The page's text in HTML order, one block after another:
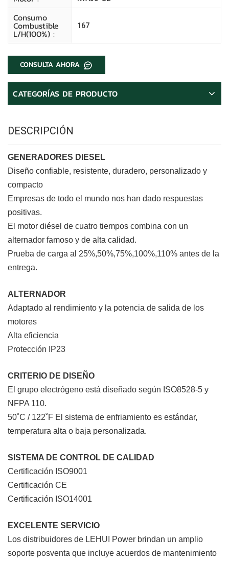
Consumo
Combustible
L/H(100%) :
167
CONSULTA AHORA
CATEGORÍAS DE PRODUCTO
DESCRIPCIÓN
GENERADORES DIESEL
Diseño confiable, resistente, duradero, personalizado y
compacto
Empresas de todo el mundo nos han dado respuestas
positivas.
El motor diésel de cuatro tiempos combina con un
alternador famoso y de alta calidad.
Prueba de carga al 25%,50%,75%,100%,110% antes de la
entrega.
ALTERNADOR
Adaptado al rendimiento y la potencia de salida de los
motores
Alta eficiencia
Protección IP23
CRITERIO DE DISEÑO
El grupo electrógeno está diseñado según ISO8528-5 y
NFPA 110.
50˚C / 122˚F El sistema de enfriamiento es estándar,
temperatura alta o baja personalizada.
SISTEMA DE CONTROL DE CALIDAD
Certificación ISO9001
Certificación CE
Certificación ISO14001
EXCELENTE SERVICIO
Los distribuidores de LEHUI Power brindan un amplio
soporte posventa que incluye acuerdos de mantenimiento